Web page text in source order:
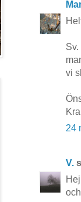
vi
24
V.